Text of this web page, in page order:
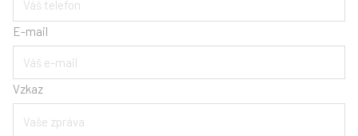
E-mail
Vzkaz